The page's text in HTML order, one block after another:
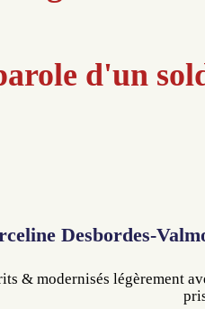
d'un
Desbordes-
& modernisés légèrement